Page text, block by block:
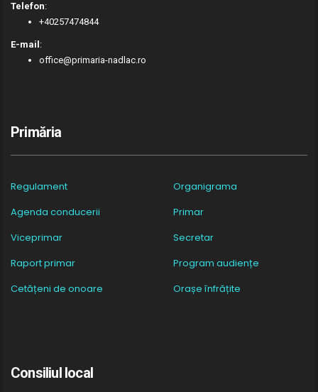
Telefon:
+40257474844
E-mail :
office@primaria-nadlac.ro
Primăria
Regulament
Organigrama
Agenda conducerii
Primar
Viceprimar
Secretar
Raport primar
Program audiențe
Cetățeni de onoare
Orașe înfrățite
Consiliul local